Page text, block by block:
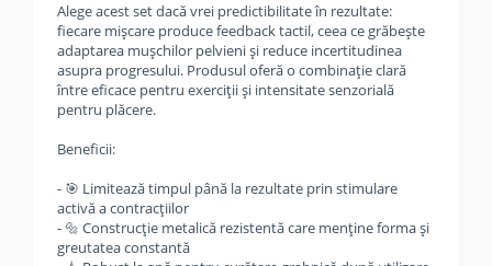
Alege acest set dacă vrei predictibilitate în rezultate:
fiecare mișcare produce feedback tactil, ceea ce grăbește
adaptarea mușchilor pelvieni și reduce incertitudinea
asupra progresului. Produsul oferă o combinație clară
între eficace pentru exerciții și intensitate senzorială
pentru plăcere.
Beneficii:
- 🎯 Limitează timpul până la rezultate prin stimulare
activă a contracțiilor
- 🔩 Construcție metalică rezistentă care menține forma și
greutatea constantă